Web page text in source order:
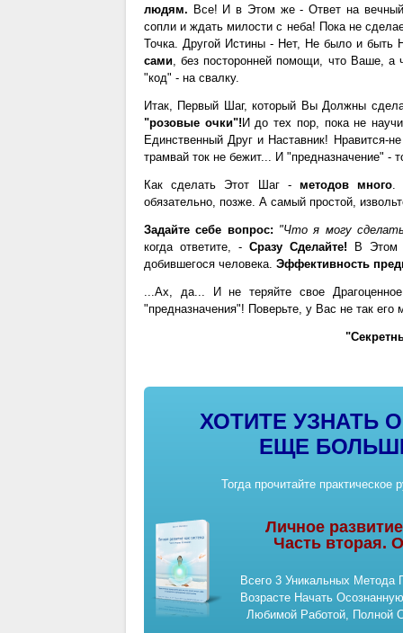
людям. Все! И в Этом же - Ответ на
сопли и ждать милости с неба! Пока не
Точка. Другой Истины - Нет, Не было и быть
сами, без посторонней помощи, что Ваше, а
"код" - на свалку.
Итак, Первый Шаг, который Вы Должны
"розовые очки"! И до тех пор, пока не
Единственный Друг и Наставник! Нравится-
трамвай ток не бежит... И "предназначение" -
Как сделать Этот Шаг -методов много.
обязательно, позже. А самый простой,
Задайте себе вопрос: "Что я могу
когда ответите, - Сразу Сделайте! В Этом
добившегося человека. Эффективность
...Ах, да... И не теряйте свое
"предназначения"! Поверьте, у Вас не так его
ХОТИТЕ УЗНАТЬ
ЕЩЕ
Тогда прочитайте практическое
Личное
Часть
Всего 3 Уникальных
Возрасте Начать
Любимой Работой, Полной